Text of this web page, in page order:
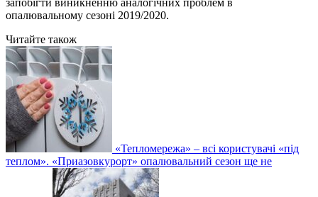
опалювальному сезоні 2019/2020.
Читайте також
«Тепломережа» – всі користувачі «під
теплом». «Приазовкурорт» опалювальний сезон ще не